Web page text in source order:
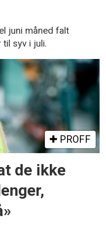
juni måned falt
syv i juli.
PROFF
de ikke